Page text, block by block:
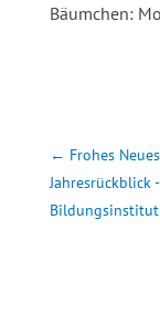
Bäumchen:
← Frohes
Jahresrückblick